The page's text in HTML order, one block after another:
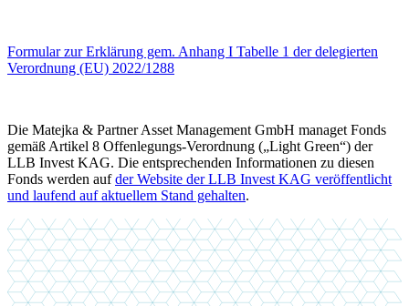
Formular zur Erklärung gem. Anhang I Tabelle 1 der delegierten
Verordnung (EU) 2022/1288
Die Matejka & Partner Asset Management GmbH managet Fonds
gemäß Artikel 8 Offenlegungs-Verordnung („Light Green“) der
LLB Invest KAG. Die entsprechenden Informationen zu diesen
Fonds werden aufder Website der LLB Invest KAG veröffentlicht
und laufend auf aktuellem Stand gehalten.